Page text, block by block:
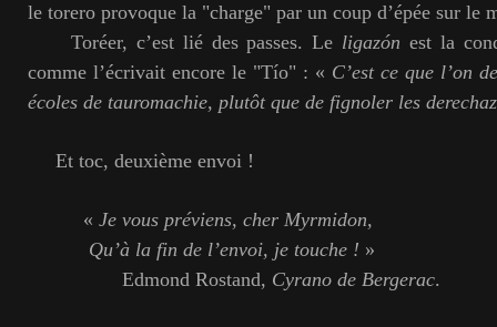
le torero provoque la "charge" par un coup d’épée sur le
Toréer, c’est lié des passes. Le ligazón est la
comme l’écrivait encore le "Tío" : « C’est ce que l’on
écoles de tauromachie, plutôt que de fignoler les
Et toc, deuxième envoi !
« Je vous préviens, cher Myrmidon,
Qu’à la fin de l’envoi, je touche ! »
Edmond Rostand, Cyrano de Bergerac.